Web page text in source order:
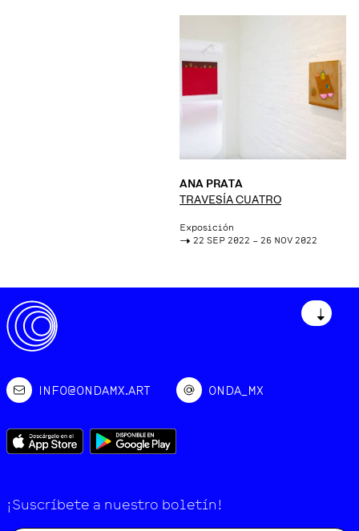
ANA PRATA
TRAVESÍA CUATRO
Exposición
-> 22 SEP 2022 – 26 NOV 2022
↓
INFO@ONDAMX.ART ONDA_MX
¡Suscríbete a nuestro boletín!